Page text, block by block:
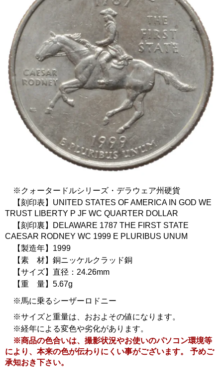
※クォータードルシリーズ・デラウェア州硬貨
【刻印表】UNITED STATES OF AMERICA IN GOD WE
TRUST LIBERTY P JF WC QUARTER DOLLAR
【刻印裏】DELAWARE 1787 THE FIRST STATE
CAESAR RODNEY WC 1999 E PLURIBUS UNUM
【製造年】1999
【素 材】銅ニッケルクラッド銅
【サイズ】直径：24.26mm
【重 量】5.67g
※馬に乗るシーザーロドニー
※サイズと重量は、おおよその値になります。
※経年による変色や劣化があります。
※商品の色合いは、撮影状況やお使いのパソコン環境等
により、本来の色が伝わりにくい事がございます。 予めご
承知おき下さい。